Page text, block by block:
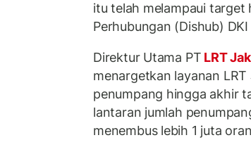
itu telah melampaui target
Perhubungan (Dishub)
Direktur Utama PT LRT
menargetkan layanan
penumpang hingga akhir
lantaran jumlah
menembus lebih 1 juta